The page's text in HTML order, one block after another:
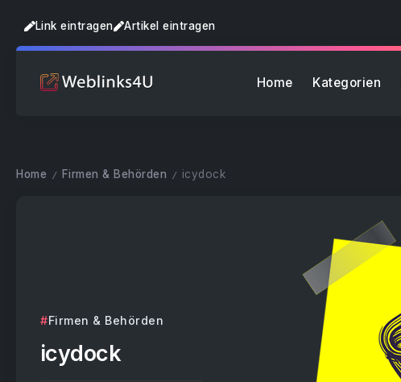
Link eintragen Artikel eintragen
Home Kategorien
Home / Firmen & Behörden / icydock
Firmen & Behörden
icydock